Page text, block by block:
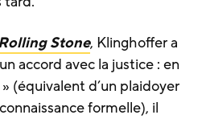
Stone, Klinghoffer a
accord avec la justice : en
(équivalent d’un plaidoyer
formelle), il